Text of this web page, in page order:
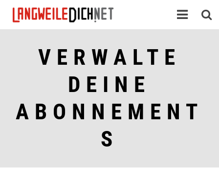
VERWALTE
DEINE
ABONNEMENT
S